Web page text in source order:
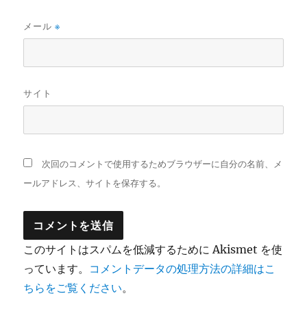
メール※
サイト
次回のコメントで使用するためブラウザーに自分の名前、メ
ールアドレス、サイトを保存する。
このサイトはスパムを低減するために Akismet を使
っています。 コメントデータの処理方法の詳細はこ
ちらをご覧ください。